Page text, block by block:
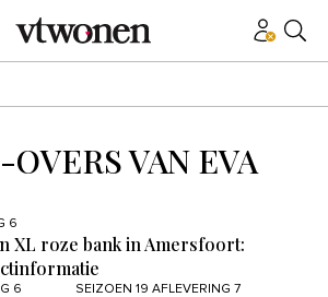
VAN EVA
6
XL roze bank in Amersfoort:
6 SEIZOEN 19 AFLEVERING 7